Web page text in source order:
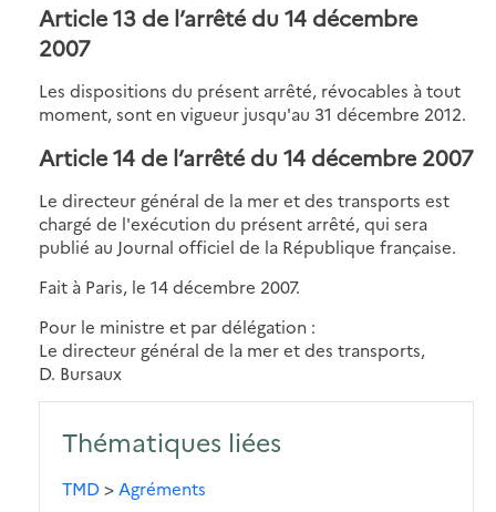
Article 13 de l’arrêté du 14 décembre
2007
Les dispositions du présent arrêté, révocables à tout
moment, sont en vigueur jusqu'au 31 décembre 2012.
Article 14 de l’arrêté du 14 décembre 2007
Le directeur général de la mer et des transports est
chargé de l'exécution du présent arrêté, qui sera
publié au Journal officiel de la République française.
Fait à Paris, le 14 décembre 2007.
Pour le ministre et par délégation :
Le directeur général de la mer et des transports,
D. Bursaux
Thématiques liées
TMD> Agréments